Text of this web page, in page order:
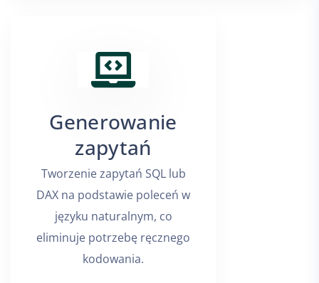
Generowanie
zapytań
Tworzenie zapytań SQL lub
DAX na podstawie poleceń w
języku naturalnym, co
eliminuje potrzebę ręcznego
kodowania.